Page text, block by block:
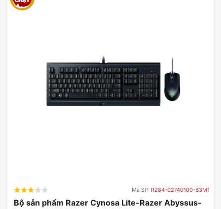
Mã SP: RZ84-02740100-B3M1
Bộ sản phẩm Razer Cynosa Lite-Razer Abyssus-